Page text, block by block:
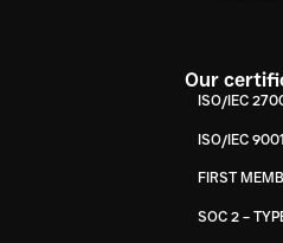
Our
ISO/IEC
ISO/IEC
FIRST
SOC 2 –